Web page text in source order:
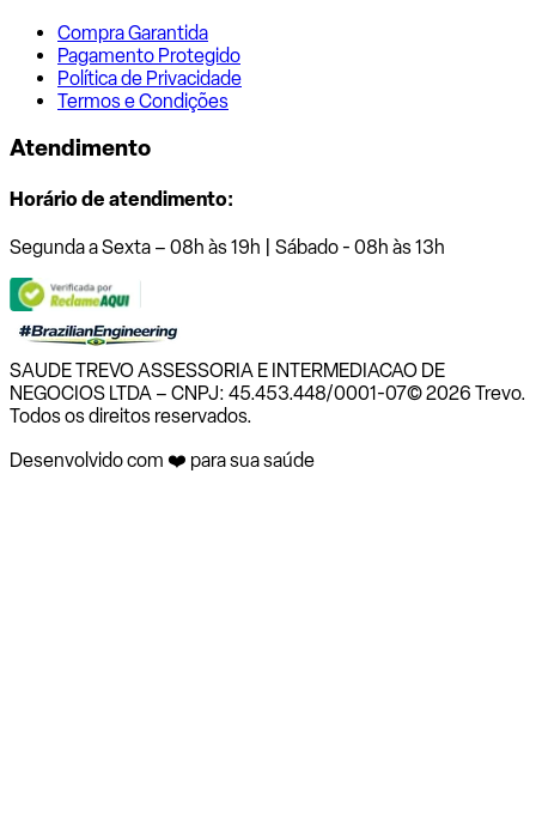
Compra Garantida
Pagamento Protegido
Política de Privacidade
Termos e Condições
Atendimento
Horário de atendimento:
Segunda a Sexta – 08h às 19h | Sábado - 08h às 13h
SAUDE TREVO ASSESSORIA E INTERMEDIACAO DE
NEGOCIOS LTDA – CNPJ: 45.453.448/0001-07© 2026 Trevo.
Todos os direitos reservados.
Desenvolvido com ❤️ para sua saúde